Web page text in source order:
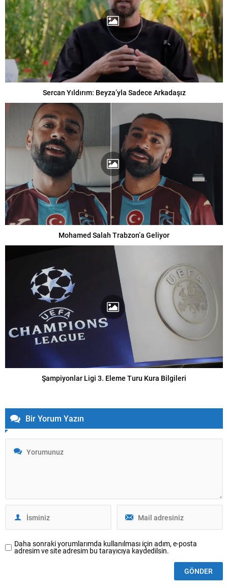
Sercan Yıldırım: Beyza’yla Sadece Arkadaşız
Mohamed Salah Trabzon’a Geliyor
Şampiyonlar Ligi 3. Eleme Turu Kura Bilgileri
Bir Yorum Yazın
Daha sonraki yorumlarımda kullanılması için adım, e-posta
adresim ve site adresim bu tarayıcıya kaydedilsin.